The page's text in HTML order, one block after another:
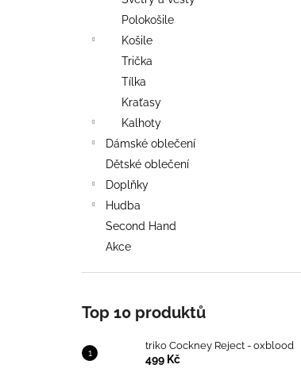
Polokošile
Košile
Trička
Tílka
Kraťasy
Kalhoty
Dámské oblečení
Dětské oblečení
Doplňky
Hudba
Second Hand
Akce
Top 10 produktů
triko Cockney Reject - oxblood
499 Kč
TRIKO COCKNEY REJECT - OXBLOOD
499 Kč